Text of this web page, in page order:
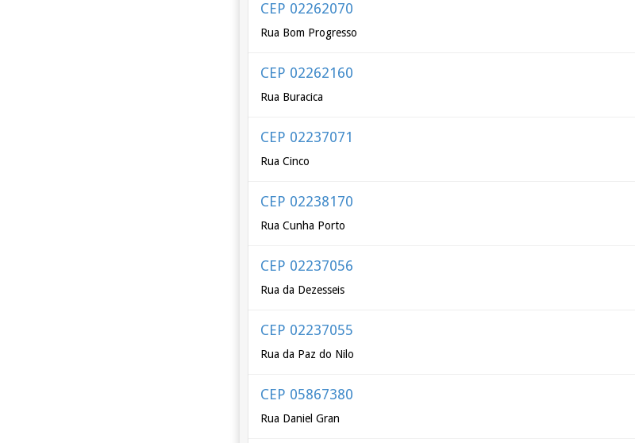
CEP 02262070
Rua Bom Progresso
CEP 02262160
Rua Buracica
CEP 02237071
Rua Cinco
CEP 02238170
Rua Cunha Porto
CEP 02237056
Rua da Dezesseis
CEP 02237055
Rua da Paz do Nilo
CEP 05867380
Rua Daniel Gran